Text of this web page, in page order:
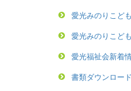
愛光みのりこど
愛光みのりこど
愛光福祉会新着
書類ダウンロード